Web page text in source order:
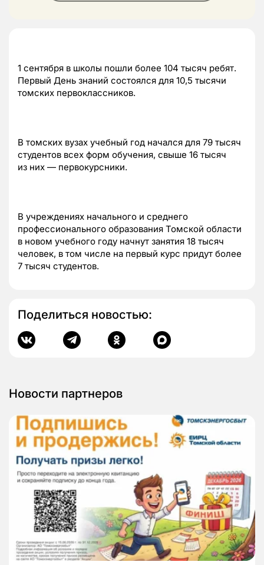
1 сентября в школы пошли более 104 тысяч ребят.
Первый День знаний состоялся для 10,5 тысячи
томских первоклассников.
В томских вузах учебный год начался для 79 тысяч
студентов всех форм обучения, свыше 16 тысяч
из них — первокурсники.
В учреждениях начального и среднего
профессионального образования Томской области
в новом учебного году начнут занятия 18 тысяч
человек, в том числе на первый курс придут более
7 тысяч студентов.
Поделиться новостью:
Новости партнеров